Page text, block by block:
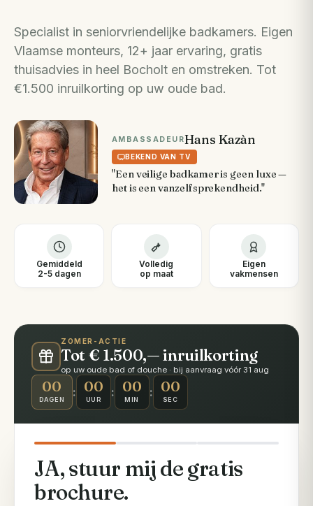
Specialist in seniorvriendelijke badkamers. Eigen
Vlaamse monteurs, 12+ jaar ervaring, gratis
thuisadvies in heel Bocholt en omstreken. Tot
€1.500 inruilkorting op uw oude bad.
AMBASSADEURHans Kazàn
BEKEND VAN TV
"Een veilige badkamer is geen luxe —
het is een vanzelfsprekendheid."
Gemiddeld
2-5 dagen
Volledig
op maat
Eigen
vakmensen
ZOMER-ACTIE
Tot € 1.500,— inruilkorting
op uw oude bad of douche · bij aanvraag vóór 31 aug
00
DAGEN
: 00
UUR
: 00
MIN
: 00
SEC
JA, stuur mij de gratis
brochure.